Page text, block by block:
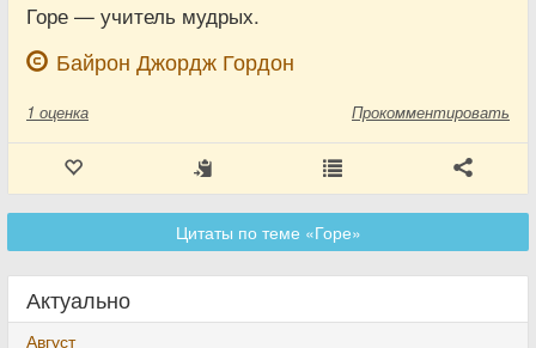
Горе — учитель мудрых.
Байрон Джордж Гордон
1 оценка Прокомментировать
Цитаты по теме «Горе»
Актуально
Август